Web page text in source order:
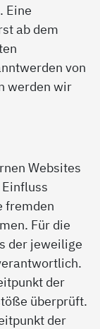
Eine
ab dem
von
werden wir
Websites
fremden
Für die
der jeweilige
der
überprüft.
der